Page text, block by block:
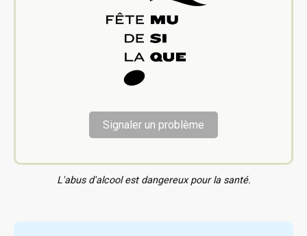
Signaler un problème
L'abus d'alcool est dangereux pour la santé.